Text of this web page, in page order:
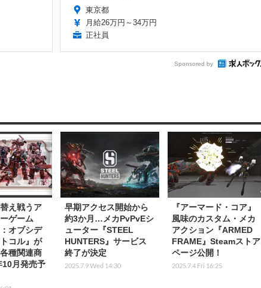
東京都
月給26万円～34万円
正社員
Sponsored by
え戦うア
ゲーム
オブシデ
コル』が
種関連商
月発売予
早期アクセス開始から
約3か月…メカPvPvEシ
ューター『STEEL
HUNTERS』サービス
終了が決定
2025.7.9 Wed 14:30
『アーマード・コア』
風味のカスタム・メカ
アクション『ARMED
FRAME』Steamストア
ページ公開！
2025.7.4 Fri 16:25